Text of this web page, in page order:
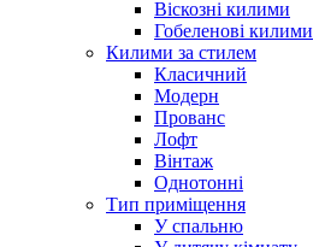
Віскозні килими
Гобеленові килими
Килими за стилем
Класичний
Модерн
Прованс
Лофт
Вінтаж
Однотонні
Тип приміщення
У спальню